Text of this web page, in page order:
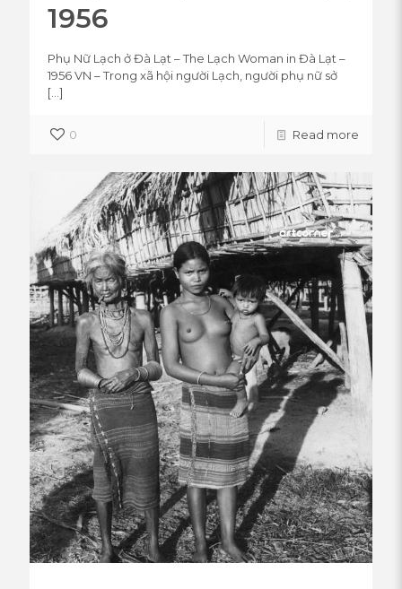
1956
Phụ Nữ Lạch ở Đà Lạt – The Lạch Woman in Đà Lạt –
1956 VN – Trong xã hội người Lạch, người phụ nữ sở
[…]
0 Read more